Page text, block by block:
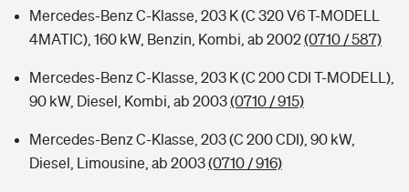
Mercedes-Benz C-Klasse, 203 K (C 320 V6 T-MODELL
4MATIC), 160 kW, Benzin, Kombi, ab 2002(0710 / 587)
Mercedes-Benz C-Klasse, 203 K (C 200 CDI T-MODELL),
90 kW, Diesel, Kombi, ab 2003(0710 / 915)
Mercedes-Benz C-Klasse, 203 (C 200 CDI), 90 kW,
Diesel, Limousine, ab 2003(0710 / 916)